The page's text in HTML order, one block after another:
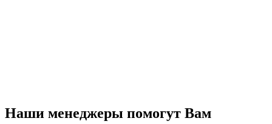
Наши менеджеры помогут Вам